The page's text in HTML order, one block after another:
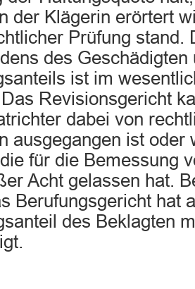
der Klägerin erörtert
Prüfung stand.
des
ist im
Revisionsgericht
dabei von
ausgegangen ist oder
für die Bemessung
Acht gelassen hat.
Berufungsgericht hat
des Beklagten